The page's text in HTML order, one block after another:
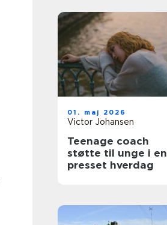
01. maj 2026
Victor Johansen
Teenage coach
støtte til unge i en
presset hverdag